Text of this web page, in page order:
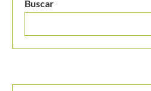
Últimos posts
octavos de Montreal